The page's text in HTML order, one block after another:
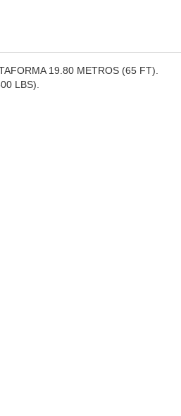
19.80 METROS (65 FT).
LBS).